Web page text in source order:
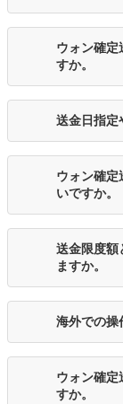
ウォン確定
すか。
送金日指定
ウォン確定
いですか。
送金限度額
ますか。
海外での操
ウォン確定
すか。